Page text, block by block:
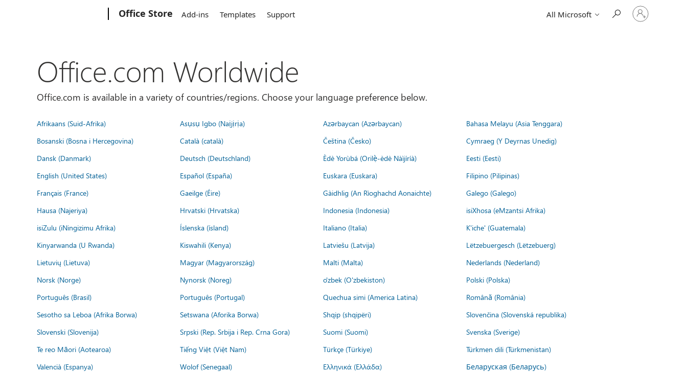
Office Store Add-ins Templates Support All Microsoft
Sign
in
Office.com Worldwide
Office.com is available in a variety of countries/regions. Choose your language preference below.
Afrikaans (Suid-Afrika) Asụsụ Igbo (Naịjịrịa) Azərbaycan (Azərbaycan)
Bahasa Melayu (Asia Tenggara)
Bosanski (Bosna i Hercegovina)
Català (català) Čeština (Česko)
Cymraeg (Y Deyrnas Unedig)
Dansk (Danmark)
Deutsch (Deutschland) Èdè Yorùbá (Orilẹ̀-èdè Nàìjíríà)
Eesti (Eesti)
English (United States)
Español (España) Euskara (Euskara)
Filipino (Pilipinas)
Français (France)
Gaeilge (Éire) Gàidhlig (An Rìoghachd Aonaichte)
Galego (Galego)
Hausa (Najeriya)
Hrvatski (Hrvatska) Indonesia (Indonesia)
isiXhosa (eMzantsi Afrika)
isiZulu (iNingizimu Afrika)
Íslenska (ísland) Italiano (Italia)
K'iche' (Guatemala)
Kinyarwanda (U Rwanda)
Kiswahili (Kenya) Latviešu (Latvija)
Lëtzebuergesch (Lëtzebuerg)
Lietuvių (Lietuva)
Magyar (Magyarország) Malti (Malta)
Nederlands (Nederland)
Norsk (Norge)
Nynorsk (Noreg) o'zbek (O'zbekiston)
Polski (Polska)
Português (Brasil)
Português (Portugal) Quechua simi (America Latina)
Română (România)
Sesotho sa Leboa (Afrika Borwa)
Setswana (Aforika Borwa) Shqip (shqipëri)
Slovenčina (Slovenská republika)
Slovenski (Slovenija)
Srpski (Rep. Srbija i Rep. Crna Gora) Suomi (Suomi)
Svenska (Sverige)
Te reo Māori (Aotearoa)
Tiếng Việt (Việt Nam) Türkçe (Türkiye)
Türkmen dili (Türkmenistan)
Valencià (Espanya)
Wolof (Senegaal) Ελληνικά (Ελλάδα)
Беларуская (Беларусь)